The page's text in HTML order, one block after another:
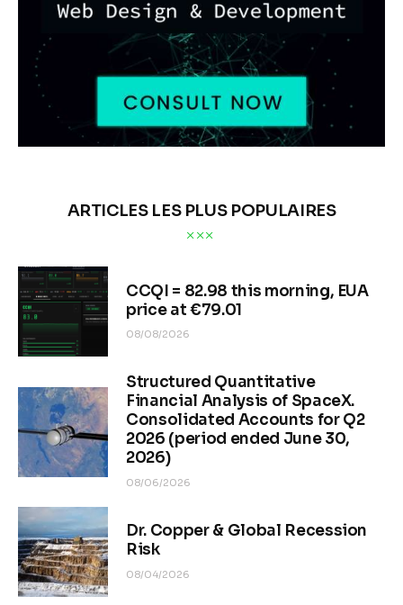
ARTICLES LES PLUS POPULAIRES
CCQI = 82.98 this morning, EUA
price at €79.01
08/08/2026
Structured Quantitative
Financial Analysis of SpaceX.
Consolidated Accounts for Q2
2026 (period ended June 30,
2026)
08/06/2026
Dr. Copper & Global Recession
Risk
08/04/2026